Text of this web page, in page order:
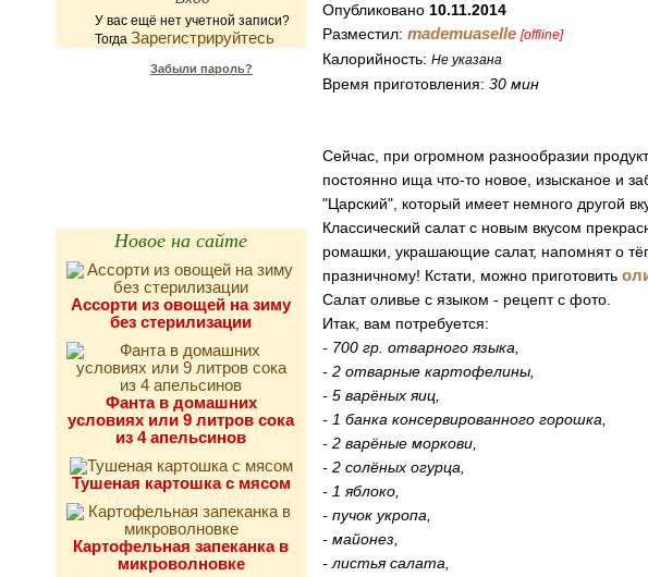
У вас ещё нет учетной записи?
Тогда Зарегистрируйтесь
Забыли пароль?
Новое на сайте
Ассорти из овощей на зиму
без стерилизации
Фанта в домашних
условиях или 9 литров сока
из 4 апельсинов
Тушеная картошка с мясом
Картофельная запеканка в
микроволновке
Опубликовано 10.11.2014
Разместил: mademuaselle [offline]
Калорийность: Не указана
Время приготовления: 30 мин
Сейчас, при огромном разнообразии
постоянно ища что-то новое, изысканое и
"Царский", который имеет немного другой
Классический салат с новым вкусом
ромашки, украшающие салат, напомнят о
празничному! Кстати, можно приготовить
Салат оливье с языком - рецепт с фото.
Итак, вам потребуется:
- 700 гр. отварного языка,
- 2 отварные картофелины,
- 5 варёных яиц,
- 1 банка консервированного горошка,
- 2 варёные моркови,
- 2 солёных огурца,
- 1 яблоко,
- пучок укропа,
- майонез,
- листья салата,